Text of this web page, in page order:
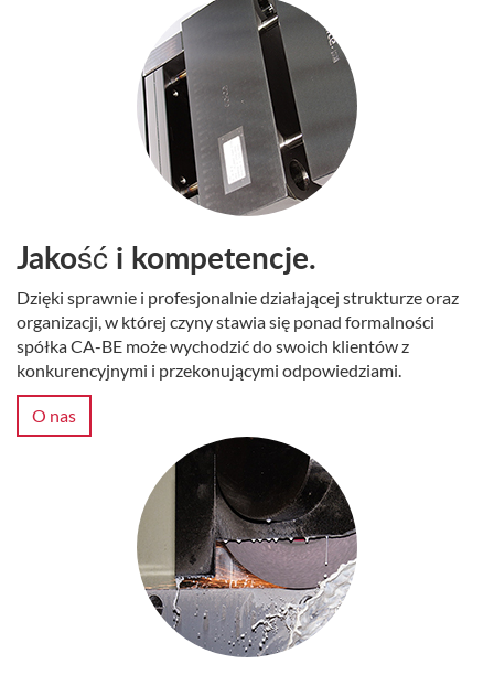
Jakość i kompetencje.
Dzięki sprawnie i profesjonalnie działającej strukturze oraz
organizacji, w której czyny stawia się ponad formalności
spółka CA-BE może wychodzić do swoich klientów z
konkurencyjnymi i przekonującymi odpowiedziami.
O nas